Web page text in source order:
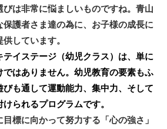
は非常に悩ましいものですね。青山
護者さま達の為に、お子様の成長に
しています。
テイステージ（幼児クラス）は、単に
はありません。幼児教育の要素もふ
も通して運動能力、集中力、そして
られるプログラムです。
標に向かって努力する「心の強さ」